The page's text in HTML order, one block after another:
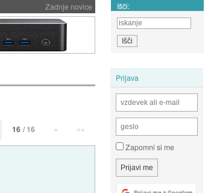
Zadnje novice Išči:
Prijava
Zapomni si me
16 / 16 » »»